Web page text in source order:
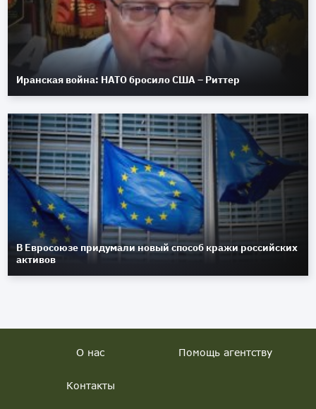
Иранская война: НАТО бросило США – Риттер
В Евросоюзе придумали новый способ кражи российских
активов
О нас Помощь агентству
Контакты